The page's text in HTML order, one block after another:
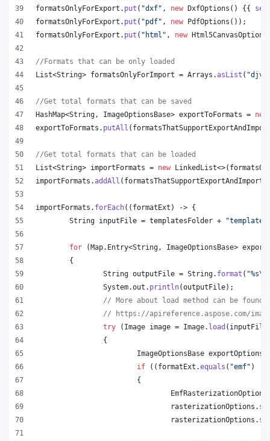
formatsOnlyForExport . put ( "dxf" , new DxfOptions () {{
formatsOnlyForExport . put ( "pdf" , new PdfOptions ());
formatsOnlyForExport . put ( "html" , new Html5CanvasOptions
//Formats that can be only loaded
List<String> formatsOnlyForImport = Arrays .asList (
//Get total formats that can be saved
HashMap<String , ImageOptionsBase> exportToFormats = new
exportToFormats . putAll (
//Get total formats that can be loaded
List<String> importFormats = new LinkedList<>(
importFormats .addAll ( formatsThatSupportExportAndImport
importFormats . forEach(( formatExt ) -> {
String inputFile = templatesFolder +
for (Map. Entry<String , ImageOptionsBase>
	{
String outputFile = String. format ( "%s\\
System.out . println(outputFile);
// More about load method can be found
// https://apireference.aspose.com/
try ( Image image = Image. load ( inputFile
		{
ImageOptionsBase exportOptions
if (( formatExt .equals ( "emf" )
			{
EmfRasterizationOptions
rasterizationOptions .
rasterizationOptions .